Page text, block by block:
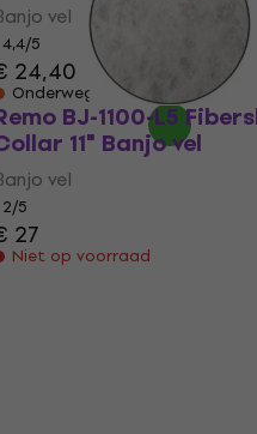
vel
4,4/5
24,40
Onderweg
BJ-1100-L5
11" Banjo vel
vel
2/5
27
Niet op voorraad